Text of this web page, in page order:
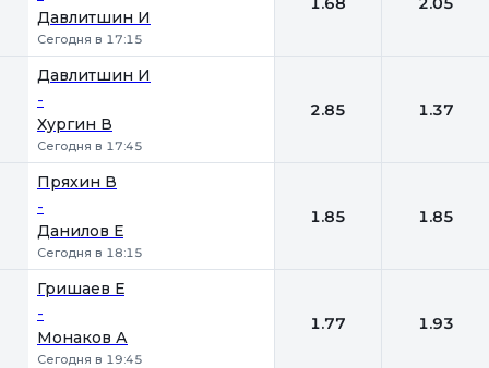
Давлитшин И
Сегодня в 17:15
Давлитшин И
-
Хургин В
Сегодня в 17:45
2.85 1.37
Пряхин В
-
Данилов Е
Сегодня в 18:15
1.85 1.85
Гришаев Е
-
Монаков А
Сегодня в 19:45
1.77 1.93